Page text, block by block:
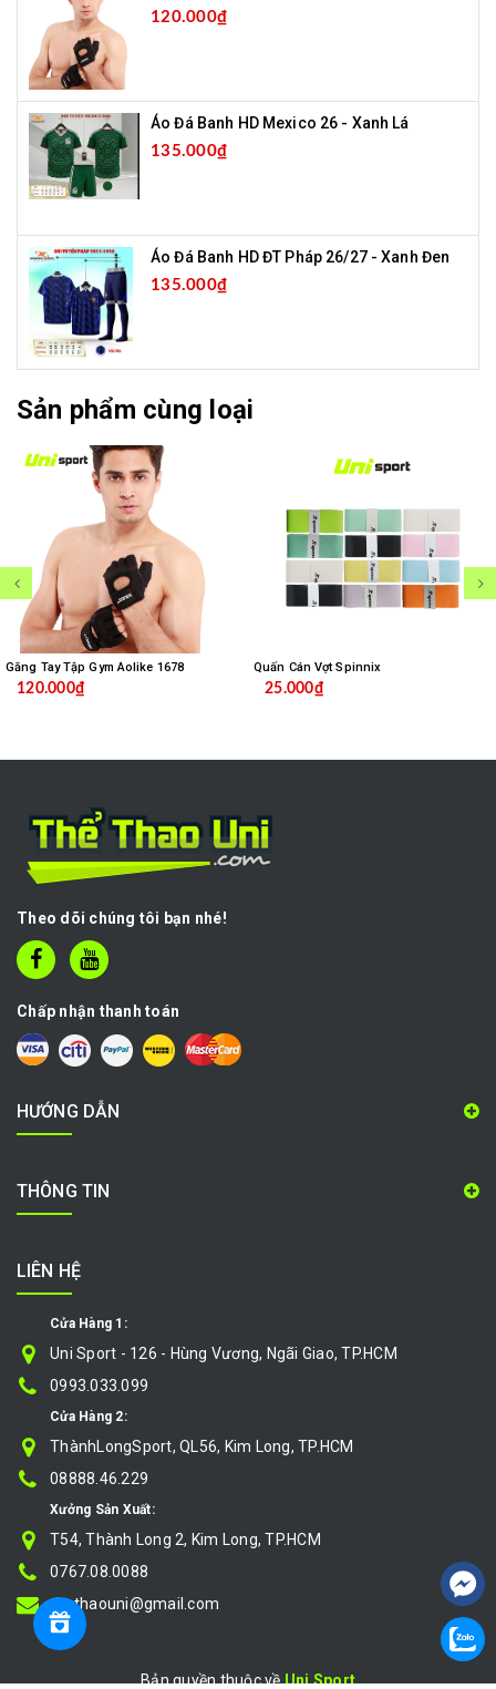
120.000₫
Áo Đá Banh HD Mexico 26 - Xanh Lá
135.000₫
Áo Đá Banh HD ĐT Pháp 26/27 - Xanh Đen
135.000₫
Sản phẩm cùng loại
Găng Tay Tập Gym Aolike 1678
120.000₫
Quấn Cán Vợt Spinnix
25.000₫
Theo dõi chúng tôi bạn nhé!
Chấp nhận thanh toán
HƯỚNG DẪN
THÔNG TIN
LIÊN HỆ
Cửa Hàng 1:
Uni Sport - 126 - Hùng Vương, Ngãi Giao, TP.HCM
0993.033.099
Cửa Hàng 2:
ThànhLongSport, QL56, Kim Long, TP.HCM
08888.46.229
Xưởng Sản Xuất:
T54, Thành Long 2, Kim Long, TP.HCM
0767.08.0088
thethaouni@gmail.com
Bản quyền thuộc vềUni Sport